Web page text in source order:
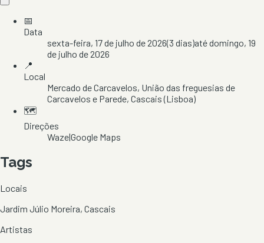
📅
Data
sexta-feira, 17 de julho de 2026(3 dias)atédomingo, 19
de julho de 2026
📍
Local
Mercado de Carcavelos, União das freguesias de
Carcavelos e Parede, Cascais(Lisboa)
🗺️
Direções
Waze|Google Maps
Tags
Locais
Jardim Júlio Moreira, Cascais
Artistas